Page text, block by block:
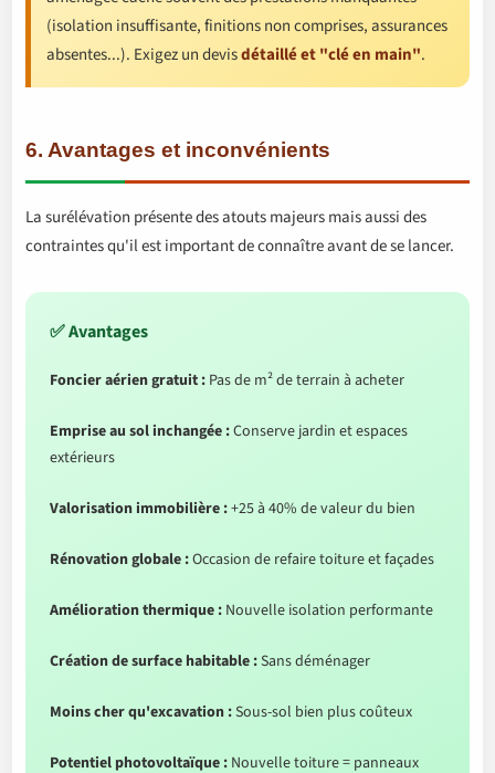
(isolation insuffisante, finitions non comprises, assurances
absentes...). Exigez un devisdétaillé et "clé en main".
6. Avantages et inconvénients
La surélévation présente des atouts majeurs mais aussi des
contraintes qu'il est important de connaître avant de se lancer.
✅ Avantages
Foncier aérien gratuit : Pas de m² de terrain à acheter
Emprise au sol inchangée :Conserve jardin et espaces
extérieurs
Valorisation immobilière :+25 à 40% de valeur du bien
Rénovation globale :Occasion de refaire toiture et façades
Amélioration thermique : Nouvelle isolation performante
Création de surface habitable :Sans déménager
Moins cher qu'excavation :Sous-sol bien plus coûteux
Potentiel photovoltaïque : Nouvelle toiture = panneaux